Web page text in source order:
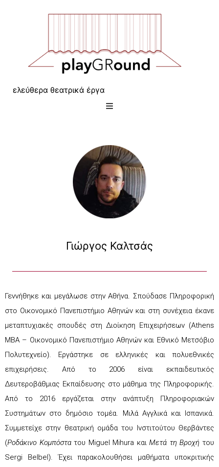
ελεύθερα θεατρικά έργα
Γιώργος Καλτσάς
Γεννήθηκε και μεγάλωσε στην Αθήνα. Σπούδασε Πληροφορική
στο Οικονομικό Πανεπιστήμιο Αθηνών και στη συνέχεια έκανε
μεταπτυχιακές σπουδές στη Διοίκηση Επιχειρήσεων (Athens
ΜΒΑ – Οικονομικό Πανεπιστήμιο Αθηνών και Εθνικό Μετσόβιο
Πολυτεχνείο). Εργάστηκε σε ελληνικές και πολυεθνικές
επιχειρήσεις. Από το 2006 είναι εκπαιδευτικός
Δευτεροβάθμιας Εκπαίδευσης στο μάθημα της Πληροφορικής.
Από το 2016 εργάζεται στην ανάπτυξη Πληροφοριακών
Συστημάτων στο δημόσιο τομέα. Μιλά Αγγλικά και Ισπανικά.
Συμμετείχε στην θεατρική ομάδα του Ινστιτούτου Θερβάντες
(Ροδάκινο Κομπόστατου Miguel Mihura καιΜετά τη Βροχή του
Sergi Belbel). Έχει παρακολουθήσει μαθήματα υποκριτικής